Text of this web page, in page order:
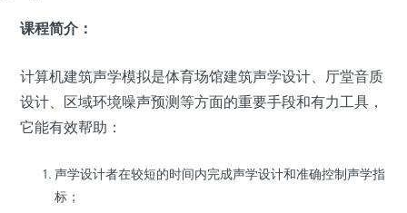
课程简介：
计算机建筑声学模拟是体育场馆建筑声学设计、厅堂音质
设计、区域环境噪声预测等方面的重要手段和有力工具，
它能有效帮助：
声学设计者在较短的时间内完成声学设计和准确控制声学指
标；